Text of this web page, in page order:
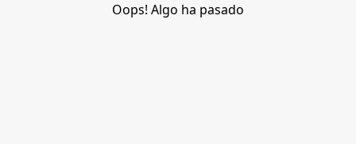
Oops! Algo ha pasado